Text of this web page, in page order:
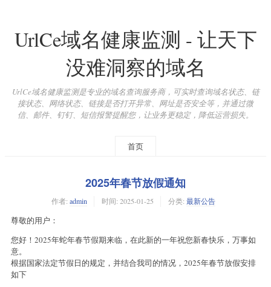
UrlCe域名健康监测 - 让天下
没难洞察的域名
UrlCe域名健康监测是专业的域名查询服务商，可实时查询域名状态、链
接状态、网络状态、链接是否打开异常、网址是否安全等，并通过微
信、邮件、钉钉、短信报警提醒您，让业务更稳定，降低运营损失。
首页
2025年春节放假通知
作者: admin 时间: 2025-01-25 分类: 最新公告
尊敬的用户：
您好！2025年蛇年春节假期来临，在此新的一年祝您新春快乐，万事如
意。
根据国家法定节假日的规定，并结合我司的情况，2025年春节放假安排
如下